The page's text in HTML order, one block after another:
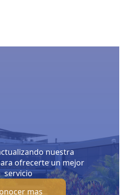
nuestra
ofrecerte un mejor
servicio
mas